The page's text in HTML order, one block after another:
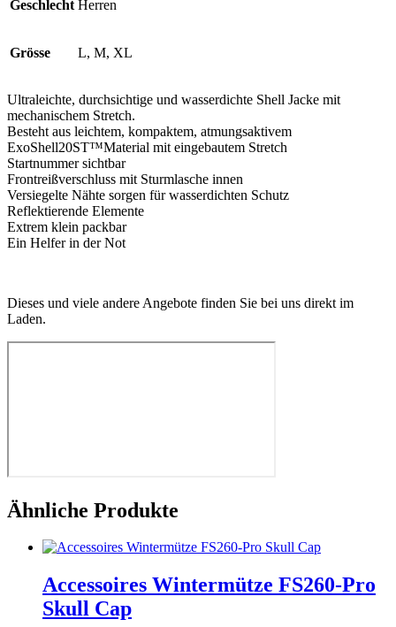
Geschlecht Herren
Grösse L, M, XL
Ultraleichte, durchsichtige und wasserdichte Shell Jacke mit
mechanischem Stretch.
Besteht aus leichtem, kompaktem, atmungsaktivem
ExoShell20ST™Material mit eingebautem Stretch
Startnummer sichtbar
Frontreißverschluss mit Sturmlasche innen
Versiegelte Nähte sorgen für wasserdichten Schutz
Reflektierende Elemente
Extrem klein packbar
Ein Helfer in der Not
Dieses und viele andere Angebote finden Sie bei uns direkt im
Laden.
Ähnliche Produkte
Accessoires Wintermütze FS260-Pro
Skull Cap